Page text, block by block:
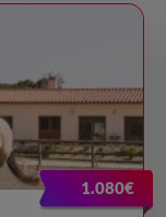
1.080€